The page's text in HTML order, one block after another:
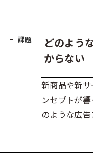
課題
どのよう
からない
新商品や新
ンセプトが
のような広